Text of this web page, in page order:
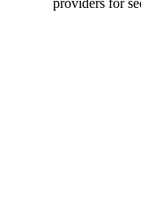
providers for